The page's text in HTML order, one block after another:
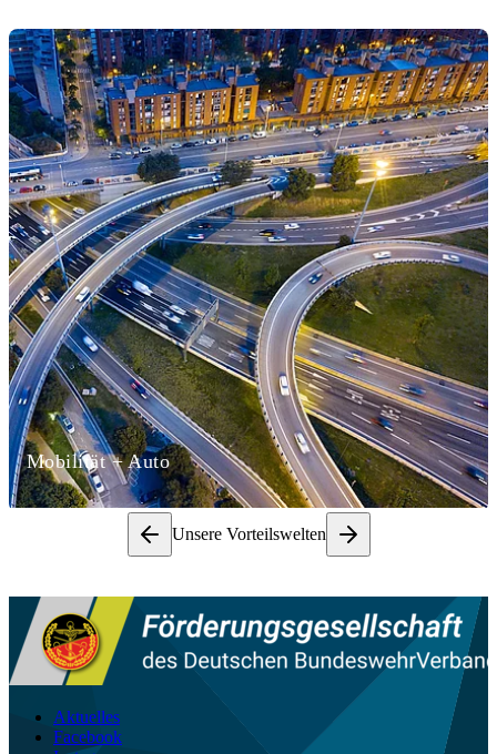
Mobilität + Auto
Unsere Vorteilswelten
Aktuelles
Facebook